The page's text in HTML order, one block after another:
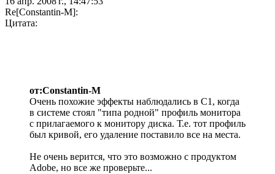
Re[Constantin-M]:
Цитата:
от:Constantin-M
Очень похожие эффекты наблюдались в C1, когда
в системе стоял "типа родной" профиль монитора
с прилагаемого к монитору диска. Т.е. тот профиль
был кривой, его удаление поставило все на места.
Не очень верится, что это возможно с продуктом
Adobe, но все же проверьте...